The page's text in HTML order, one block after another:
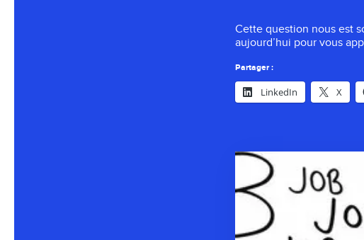
Cette question nous est
aujourd’hui pour vous
Partager :
LinkedIn X